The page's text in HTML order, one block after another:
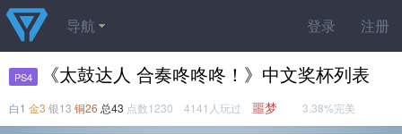
登录 注册
导航
PS4 《太鼓达人 合奏咚咚咚！》中文奖杯列表
白1 金3 银13 铜26 总43 点数1230 4141人玩过 噩梦 3.38%完美